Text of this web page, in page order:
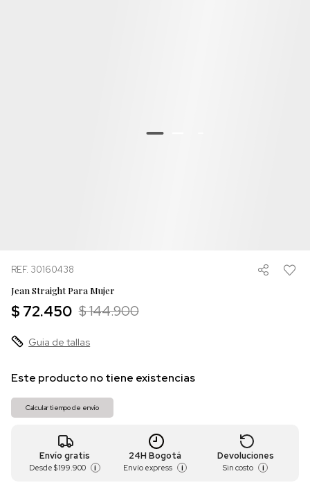
REF. 30160438
Jean Straight Para Mujer
$ 72.450 $ 144.900
Guia de tallas
Este producto no tiene existencias
Calcular tiempo de envío
Envío gratis
Desde $ 199.900 i
24H Bogotá
Envío express i
Devoluciones
Sin costo i